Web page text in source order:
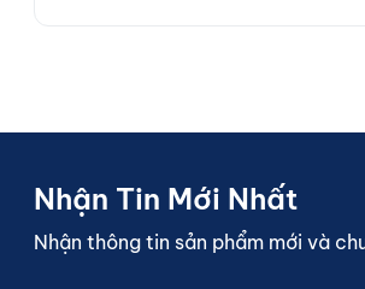
Nhận Tin Mới Nhất
Nhận thông tin sản phẩm mới và